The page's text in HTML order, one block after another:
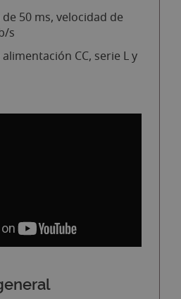
50 ms, velocidad de
s
CC, serie L y